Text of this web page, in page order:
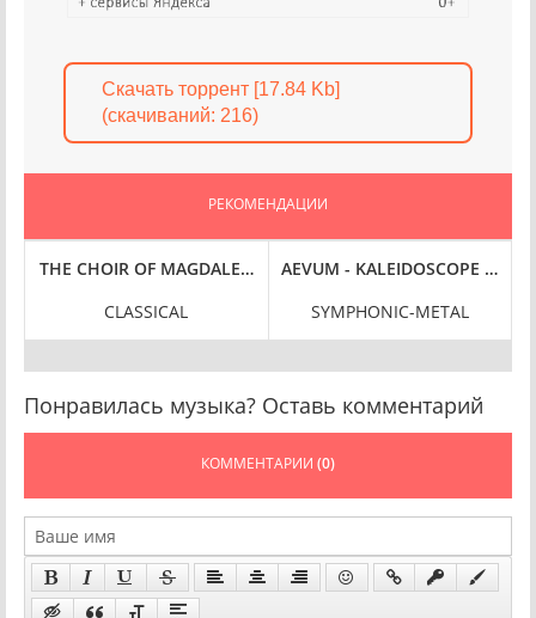
Скачать торрент [17.84 Kb]
(cкачиваний: 216)
РЕКОМЕНДАЦИИ
(2025) FLAC
PROKOFIEV: PIANO SONATAS NOS. 6 & 7 [24-BIT HI-RES] (2024)
THE CHOIR OF MAGDALEN COLLEGE, OXFORD - VOICES OF
CLASSICAL
AEVUM - KALEIDOSCOPE (2025)
SYMPHONIC-METAL
Понравилась музыка? Оставь комментарий
КОММЕНТАРИИ (0)